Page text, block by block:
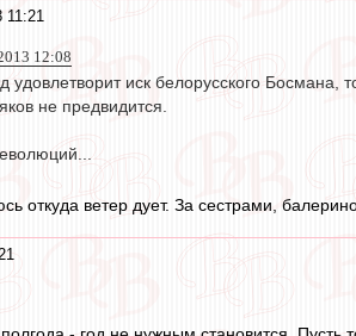
12:08
иск белорусского Босмана,
не предвидится.
откуда ветер дует. За сестрами,